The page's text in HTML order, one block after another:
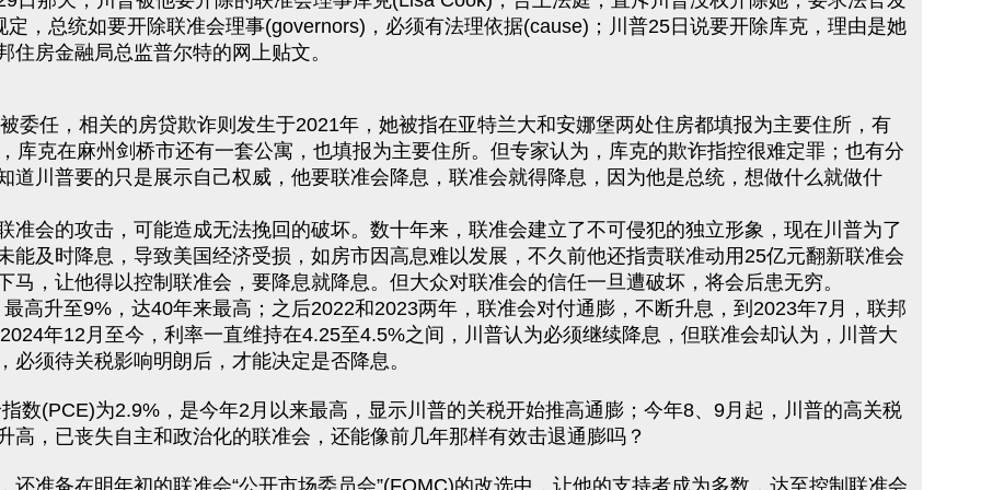
，总统如要开除联准会理事(governors)，必须有法理依据(cause)；川普25日说要开除库克，理由是她
房金融局总监普尔特的网上贴文。
委任，相关的房贷欺诈则发生于2021年，她被指在亚特兰大和安娜堡两处住房都填报为主要住所，有
库克在麻州剑桥市还有一套公寓，也填报为主要住所。但专家认为，库克的欺诈指控很难定罪；也有分
道川普要的只是展示自己权威，他要联准会降息，联准会就得降息，因为他是总统，想做什么就做什
准会的攻击，可能造成无法挽回的破坏。数十年来，联准会建立了不可侵犯的独立形象，现在川普为了
能及时降息，导致美国经济受损，如房市因高息难以发展，不久前他还指责联准动用25亿元翻新联准会
，让他得以控制联准会，要降息就降息。但大众对联准会的信任一旦遭破坏，将会后患无穷。
高升至9%，达40年来最高；之后2022和2023两年，联准会对付通膨，不断升息，到2023年7月，联邦
年12月至今，利率一直维持在4.25至4.5%之间，川普认为必须继续降息，但联准会却认为，川普大
须待关税影响明朗后，才能决定是否降息。
数(PCE)为2.9%，是今年2月以来最高，显示川普的关税开始推高通膨；今年8、9月起，川普的高关税
，已丧失自主和政治化的联准会，还能像前几年那样有效击退通膨吗？
准备在明年初的联准会“公开市场委员会”(FOMC)的改选中，让他的支持者成为多数，达至控制联准会